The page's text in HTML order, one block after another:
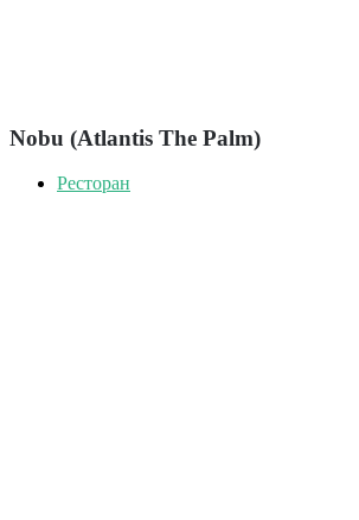
Nobu (Atlantis The Palm)
Ресторан